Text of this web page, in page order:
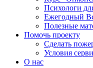
Психологи
Ежегодный
Полезные
Помочь проекту
Сделать
Условия
О нас